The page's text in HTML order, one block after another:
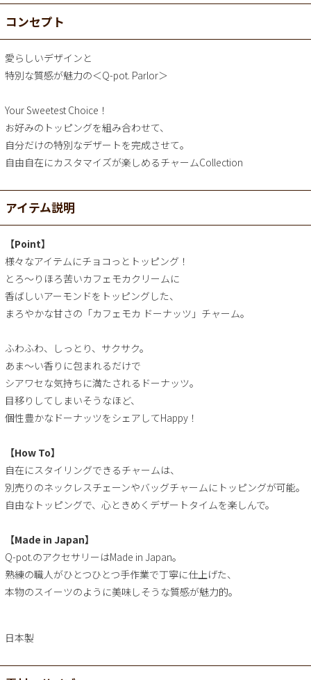
コンセプト
愛らしいデザインと
特別な質感が魅力の＜Q-pot. Parlor＞
Your Sweetest Choice！
お好みのトッピングを組み合わせて、
自分だけの特別なデザートを完成させて。
自由自在にカスタマイズが楽しめるチャームCollection
アイテム説明
【Point】
様々なアイテムにチョコっとトッピング！
とろ～りほろ苦いカフェモカクリームに
香ばしいアーモンドをトッピングした、
まろやかな甘さの「カフェモカ ドーナッツ」チャーム。
ふわふわ、しっとり、サクサク。
あま～い香りに包まれるだけで
シアワセな気持ちに満たされるドーナッツ。
目移りしてしまいそうなほど、
個性豊かなドーナッツをシェアしてHappy！
【How To】
自在にスタイリングできるチャームは、
別売りのネックレスチェーンやバッグチャームにトッピングが可能。
自由なトッピングで、心ときめくデザートタイムを楽しんで。
【Made in Japan】
Q-pot.のアクセサリーはMade in Japan。
熟練の職人がひとつひとつ手作業で丁寧に仕上げた、
本物のスイーツのように美味しそうな質感が魅力的。
日本製